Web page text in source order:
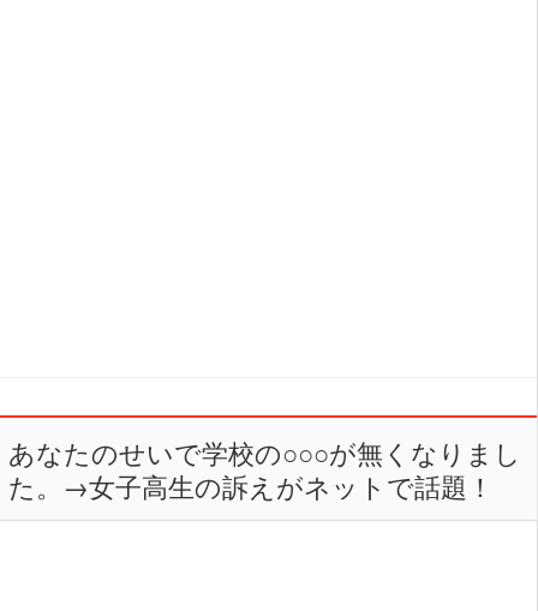
あなたのせいで学校の○○○が無くなりまし
た。→女子高生の訴えがネットで話題！